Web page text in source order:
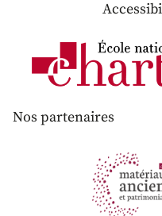
Nos partenaires